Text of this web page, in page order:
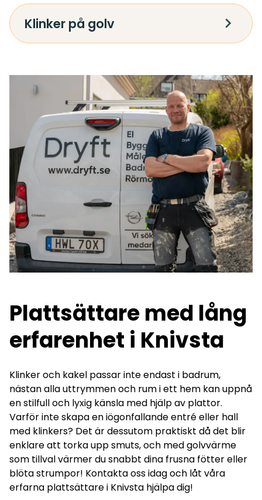
Klinker på golv
Plattsättare med lång
erfarenhet i Knivsta
Klinker och kakel passar inte endast i badrum,
nästan alla uttrymmen och rum i ett hem kan uppnå
en stilfull och lyxig känsla med hjälp av plattor.
Varför inte skapa en iögonfallande entré eller hall
med klinkers? Det är dessutom praktiskt då det blir
enklare att torka upp smuts, och med golvvärme
som tillval värmer du snabbt dina frusna fötter eller
blöta strumpor! Kontakta oss idag och låt våra
erfarna plattsättare i Knivsta hjälpa dig!